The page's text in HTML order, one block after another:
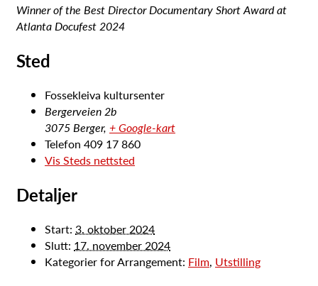
Winner of the Best Director Documentary Short Award at
Atlanta Docufest 2024
Sted
Fossekleiva kultursenter
Bergerveien 2b
3075 Berger, + Google-kart
Telefon 409 17 860
Vis Steds nettsted
Detaljer
Start: 3. oktober 2024
Slutt: 17. november 2024
Kategorier for Arrangement: Film, Utstilling